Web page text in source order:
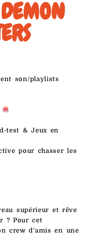
son/playlists
test & Jeux en
pour chasser les
supérieur et rêve
? Pour cet
crew d’amis en une